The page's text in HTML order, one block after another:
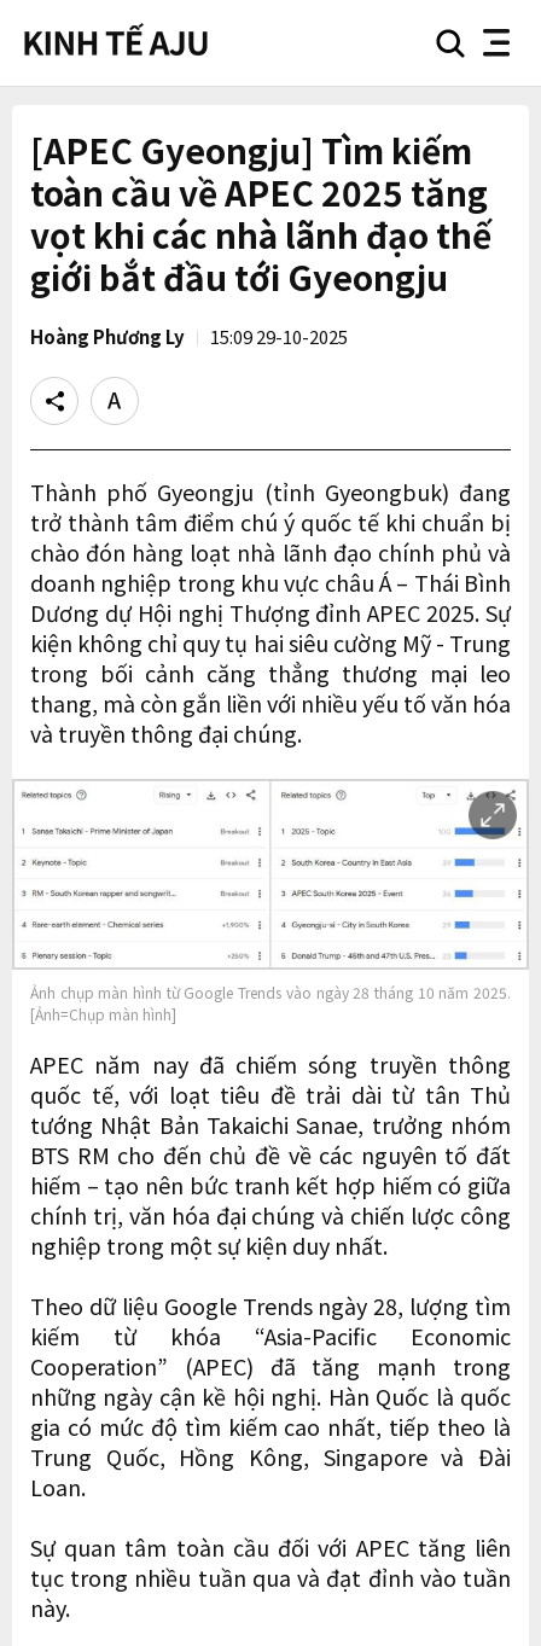
searchnav
[APEC Gyeongju] Tìm kiếm
toàn cầu về APEC 2025 tăng
vọt khi các nhà lãnh đạo thế
giới bắt đầu tới Gyeongju
Hoàng Phương Ly 15:09 29-10-2025
Share
Text
size
Thành phố Gyeongju (tỉnh Gyeongbuk) đang
trở thành tâm điểm chú ý quốc tế khi chuẩn bị
chào đón hàng loạt nhà lãnh đạo chính phủ và
doanh nghiệp trong khu vực châu Á – Thái Bình
Dương dự Hội nghị Thượng đỉnh APEC 2025. Sự
kiện không chỉ quy tụ hai siêu cường Mỹ - Trung
trong bối cảnh căng thẳng thương mại leo
thang, mà còn gắn liền với nhiều yếu tố văn hóa
và truyền thông đại chúng.
Ảnh chụp màn hình từ Google Trends vào ngày 28 tháng 10 năm 2025.
[Ảnh=Chụp màn hình]
APEC năm nay đã chiếm sóng truyền thông
quốc tế, với loạt tiêu đề trải dài từ tân Thủ
tướng Nhật Bản Takaichi Sanae, trưởng nhóm
BTS RM cho đến chủ đề về các nguyên tố đất
hiếm – tạo nên bức tranh kết hợp hiếm có giữa
chính trị, văn hóa đại chúng và chiến lược công
nghiệp trong một sự kiện duy nhất.
Theo dữ liệu Google Trends ngày 28, lượng tìm
kiếm từ khóa “Asia-Pacific Economic
Cooperation” (APEC) đã tăng mạnh trong
những ngày cận kề hội nghị. Hàn Quốc là quốc
gia có mức độ tìm kiếm cao nhất, tiếp theo là
Trung Quốc, Hồng Kông, Singapore và Đài
Loan.
Sự quan tâm toàn cầu đối với APEC tăng liên
tục trong nhiều tuần qua và đạt đỉnh vào tuần
này.